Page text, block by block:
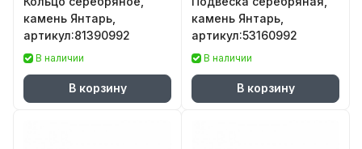
камень Янтарь,
артикул:81390992
В наличии
В корзину
камень Янтарь,
артикул:53160992
В наличии
В корзину